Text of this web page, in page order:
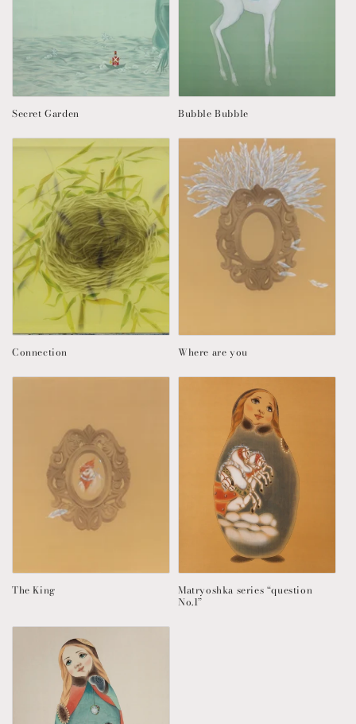
Secret Garden Bubble Bubble
Connection Where are you
The King Matryoshka series “question
No.1”